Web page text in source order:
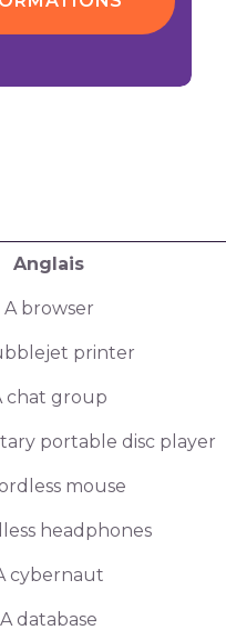
Anglais
A browser
printer
chat group
portable disc player
mouse
headphones
cybernaut
A database